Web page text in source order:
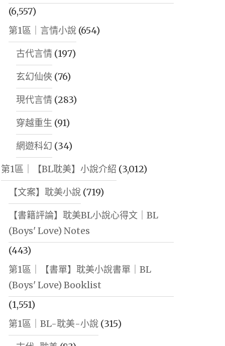
(6,557)
第1區｜言情小說(654)
古代言情(197)
玄幻仙俠 (76)
現代言情(283)
穿越重生 (91)
網遊科幻 (34)
第1區｜【BL耽美】小說介紹 (3,012)
【文案】耽美小說(719)
【書籍評論】耽美BL小說心得文｜BL
(Boys' Love) Notes
(443)
第1區｜【書單】耽美小說書單｜BL
(Boys' Love) Booklist
(1,551)
第1區｜BL-耽美-小說(315)